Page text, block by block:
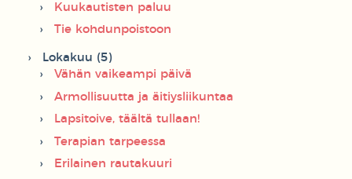
Kuukautisten paluu
Tie kohdunpoistoon
Lokakuu (5)
Vähän vaikeampi päivä
Armollisuutta ja äitiysliikuntaa
Lapsitoive, täältä tullaan!
Terapian tarpeessa
Erilainen rautakuuri